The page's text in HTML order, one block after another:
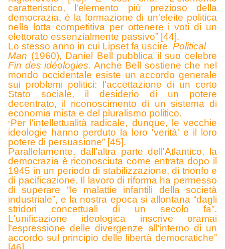
caratteristico, l'elemento più prezioso della
democrazia, è la formazione di un'eleite politica
nella lotta competitiva per ottenere i voti di un
elettorato essenzialmente passivo” [44].
Lo stesso anno in cui Lipset fa uscire Political
Man (1960), Daniel Bell pubblica il suo celebre
Fin des idéologies. Anche Bell sostiene che nel
mondo occidentale esiste un accordo generale
sui problemi politici: l'accettazione di un certo
Stato sociale, il desiderio di un potere
decentrato, il riconoscimento di un sistema di
economia mista e del pluralismo politico.
“Per l'intellettualità radicale, dunque, le vecchie
ideologie hanno perduto la loro 'verità' e il loro
potere di persuasione” [45].
Parallelamente, dall'altra parte dell'Atlantico, la
democrazia è riconosciuta come entrata dopo il
1945 in un periodo di stabilizzazione, di trionfo e
di pacificazione. Il lavoro di riforma ha permesso
di superare “le malattie infantili della società
industriale”, e la nostra epoca si allontana “dagli
stridori concettuali di un secolo fa”.
L'unificazione ideologica inscrive oramai
l'espressione delle divergenze all'interno di un
accordo sul principio delle libertà democratiche”